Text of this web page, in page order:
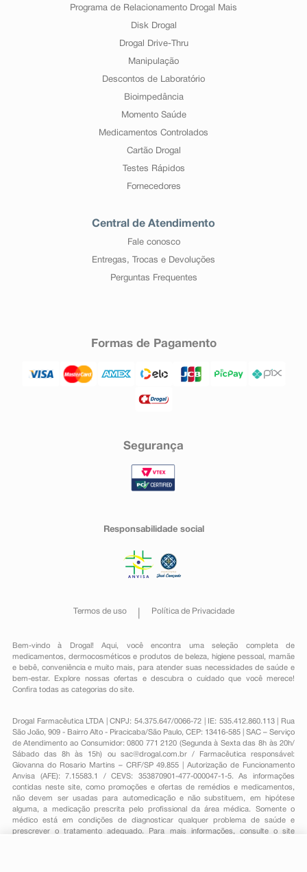
Programa de Relacionamento Drogal Mais
Disk Drogal
Drogal Drive-Thru
Manipulação
Descontos de Laboratório
Bioimpedância
Momento Saúde
Medicamentos Controlados
Cartão Drogal
Testes Rápidos
Fornecedores
Central de Atendimento
Fale conosco
Entregas, Trocas e Devoluções
Perguntas Frequentes
Formas de Pagamento
Segurança
Responsabilidade social
Termos de uso Política de Privacidade
Bem-vindo à Drogal! Aqui, você encontra uma seleção completa de
medicamentos , dermocosméticos e produtos de beleza, higiene pessoal ,mamãe
e bebê, conveniênciae muito mais, para atender suas necessidades de saúde e
bem-estar. Explore nossas ofertas e descubra o cuidado que você merece!
Confira todas as categorias do site.
Drogal Farmacêutica LTDA | CNPJ: 54.375.647/0066-72 | IE: 535.412.860.113 | Rua
São João, 909 - Bairro Alto - Piracicaba/São Paulo, CEP: 13416-585 | SAC – Serviço
de Atendimento ao Consumidor: 0800 771 2120 (Segunda à Sexta das 8h às 20h/
Sábado das 8h às 15h) ou sac@drogal.com.br/ Farmacêutica responsável:
Giovanna do Rosario Martins – CRF/SP 49.855 | Autorização de Funcionamento
Anvisa (AFE): 7.15583.1 / CEVS: 353870901-477-000047-1-5. As informações
contidas neste site, como promoções e ofertas de remédios e medicamentos,
não devem ser usadas para automedicação e não substituem, em hipótese
alguma, a medicação prescrita pelo profissional da área médica. Somente o
médico está em condições de diagnosticar qualquer problema de saúde e
prescrever o tratamento adequado. Para mais informações, consulte o site